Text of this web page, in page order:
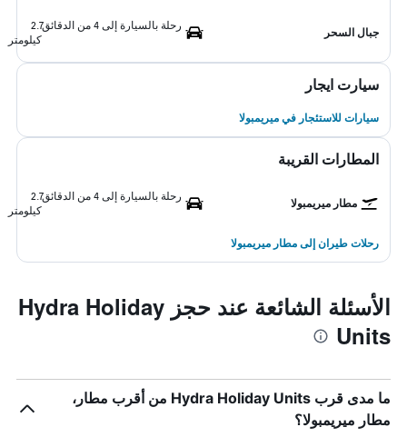
جبال السحر
رحلة بالسيارة إلى 4 من الدقائق
2.7
كيلومتر
سيارت ايجار
سيارات للاستئجار في ميريمبولا
المطارات القريبة
مطار ميريمبولا
رحلة بالسيارة إلى 4 من الدقائق
2.7
كيلومتر
رحلات طيران إلى مطار ميريمبولا
الأسئلة الشائعة عند حجز Hydra Holiday
Units
ما مدى قرب Hydra Holiday Units من أقرب مطار،
مطار ميريمبولا؟